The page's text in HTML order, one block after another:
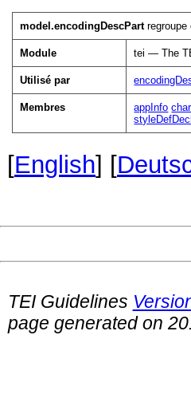
model.encodingDescPartregroupe
Module tei — The
Utilisé par
Membres appInfo
styleDefDecl
[English] [
TEI Guidelines
page generated on